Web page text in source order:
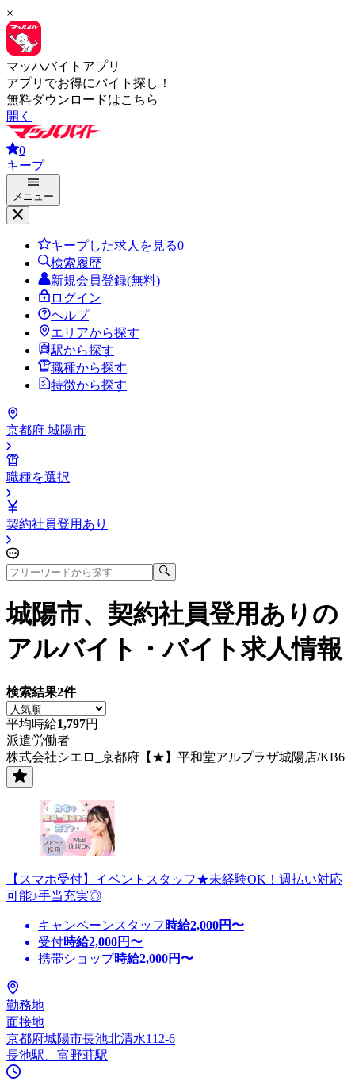
×
マッハバイトアプリ
アプリでお得にバイト探し！
無料ダウンロードはこちら
開く
0
キープ
メニュー
キープした求人を見る0
検索履歴
新規会員登録(無料)
ログイン
ヘルプ
エリアから探す
駅から探す
職種から探す
特徴から探す
京都府 城陽市
職種を選択
契約社員登用あり
城陽市、契約社員登用あり の
アルバイト・バイト求人情報
検索結果2件
平均時給1,797円
派遣労働者
株式会社シエロ_京都府【★】平和堂アルプラザ城陽店/KB6
【スマホ受付】イベントスタッフ★未経験OK！週払い対応
可能♪手当充実◎
キャンペーンスタッフ 時給2,000円〜
受付時給2,000円〜
携帯ショップ時給2,000円〜
勤務地
面接地
京都府城陽市長池北清水112-6
長池駅、富野荘駅